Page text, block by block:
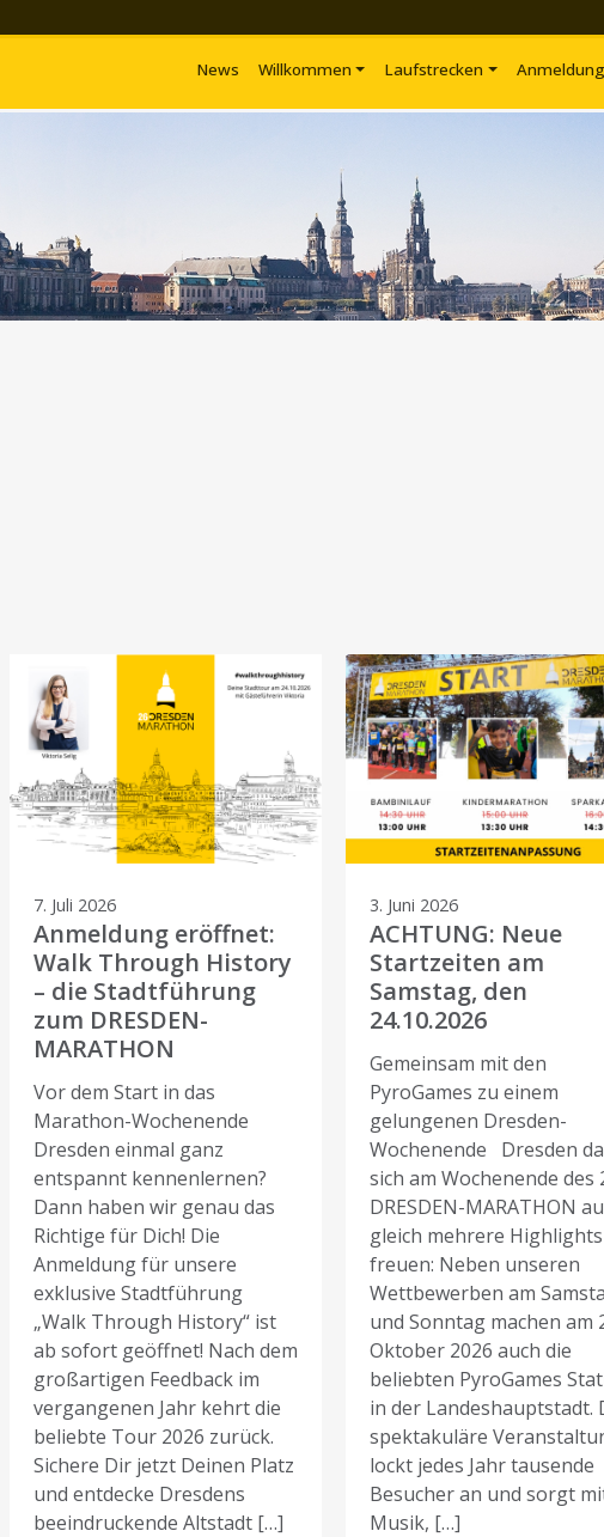
News Willkommen Laufstrecken Anmeldung
7. Juli 2026
Anmeldung eröffnet:
Walk Through History
– die Stadtführung
zum DRESDEN-
MARATHON
Vor dem Start in das
Marathon-Wochenende
Dresden einmal ganz
entspannt kennenlernen?
Dann haben wir genau das
Richtige für Dich! Die
Anmeldung für unsere
exklusive Stadtführung
„Walk Through History“ ist
ab sofort geöffnet! Nach dem
großartigen Feedback im
vergangenen Jahr kehrt die
beliebte Tour 2026 zurück.
Sichere Dir jetzt Deinen Platz
und entdecke Dresdens
beeindruckende Altstadt […]
3. Juni 2026
ACHTUNG: Neue
Startzeiten am
Samstag, den
24.10.2026
Gemeinsam mit den
PyroGames zu einem
gelungenen Dresden-
Wochenende Dresden
sich am Wochenende des
DRESDEN-MARATHON
gleich mehrere Highlights
freuen: Neben unseren
Wettbewerben am
und Sonntag machen am
Oktober 2026 auch die
beliebten PyroGames
in der Landeshauptstadt.
spektakuläre
lockt jedes Jahr tausende
Besucher an und sorgt
Musik, […]